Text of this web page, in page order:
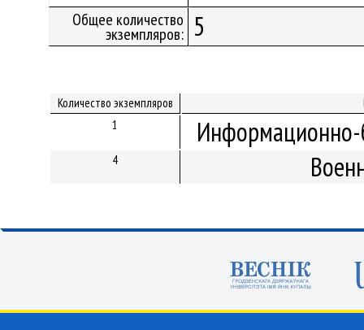
Общее количество
экземпляров: 5
Количество экземпляров
1
Информационно-
4